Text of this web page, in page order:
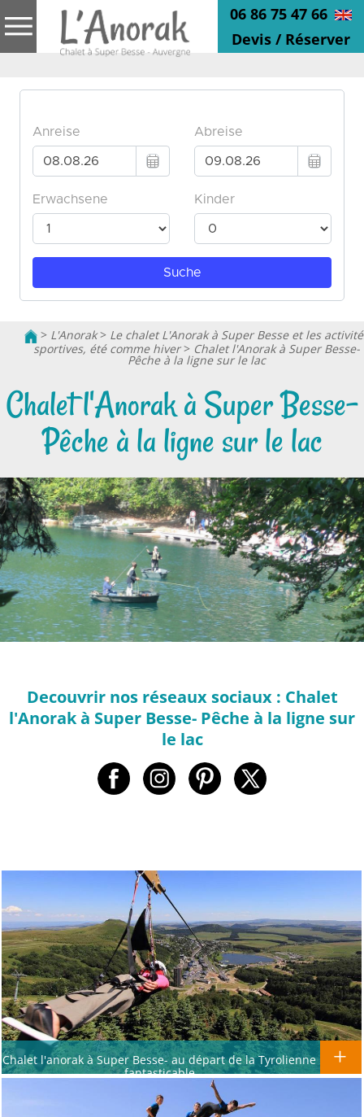
06 86 75 47 66
Devis / Réserver
> L'Anorak> Le chalet L'Anorak à Super Besse et les
sportives, été comme hiver> Chalet l'Anorak à Super Besse-
Pêche à la ligne sur le lac
Chalet l'Anorak à Super Besse-
Pêche à la ligne sur le lac
Decouvrir nos réseaux sociaux : Chalet
l'Anorak à Super Besse- Pêche à la ligne sur
le lac
Chalet l'anorak à Super Besse- au départ de la Tyrolienne
fantasticable